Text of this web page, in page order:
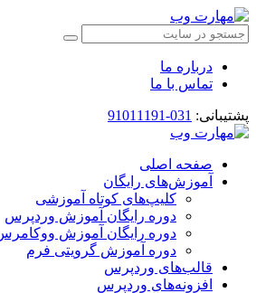
درباره ما
تماس با ما
پشتیبانی: 031-91011191
صفحه اصلی
آموزش‌های رایگان
کلیپ‌های کوتاه آموزشی
دوره رایگان آموزش وردپرس
دوره رایگان آموزش
دوره آموزش گرویتی فرم
قالب‌های وردپرس
افزونه‌های وردپرس